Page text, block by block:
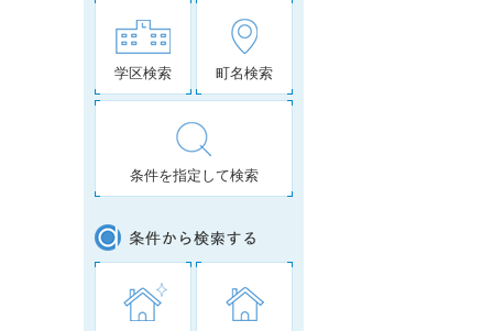
学区検索 町名検索
条件を指定して検索